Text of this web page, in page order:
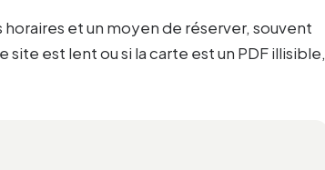
et un moyen de réserver, souvent
est lent ou si la carte est un PDF illisible,